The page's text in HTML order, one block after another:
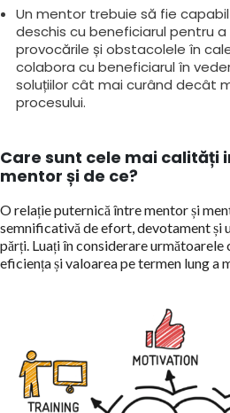
Un mentor trebuie să fie
deschis cu beneficiarul pentru
provocările și obstacolele în
colabora cu beneficiarul în
soluțiilor cât mai curând decât
procesului.
Care sunt cele mai calități
mentor și de ce?
O relație puternică între mentor și
semnificativă de efort, devotament și
părți. Luați în considerare
eficiența și valoarea pe termen lung a